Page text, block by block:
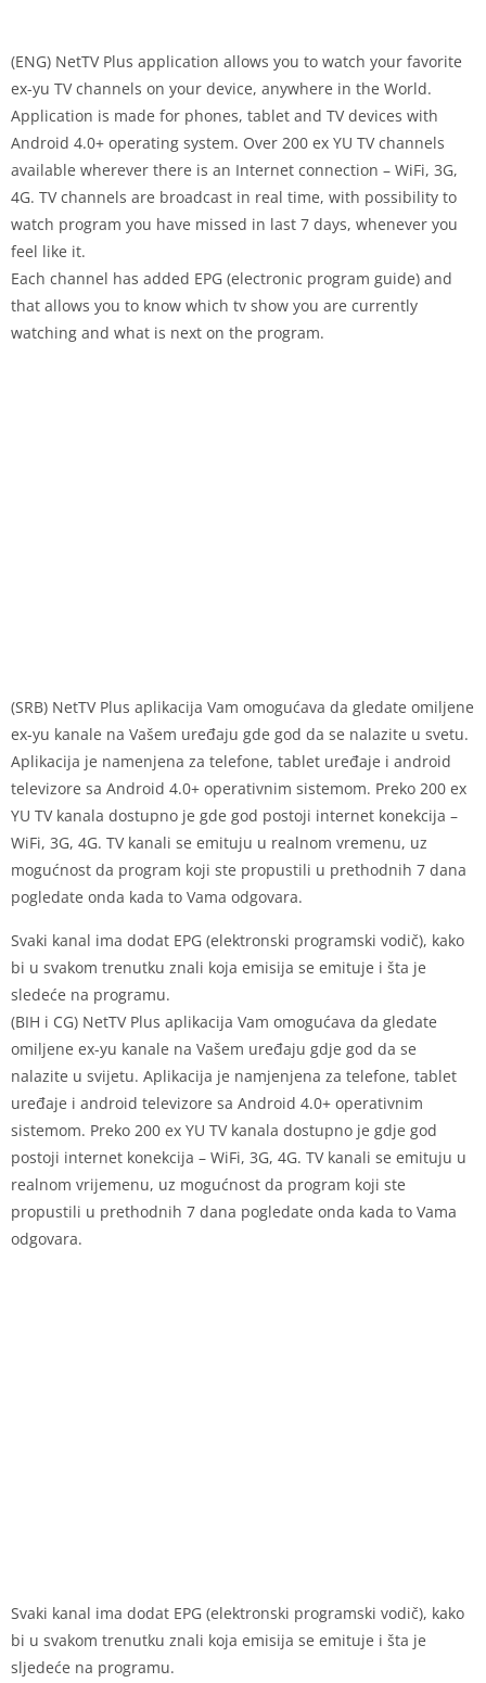
(ENG) NetTV Plus application allows you to watch your favorite
ex-yu TV channels on your device, anywhere in the World.
Application is made for phones, tablet and TV devices with
Android 4.0+ operating system. Over 200 ex YU TV channels
available wherever there is an Internet connection – WiFi, 3G,
4G. TV channels are broadcast in real time, with possibility to
watch program you have missed in last 7 days, whenever you
feel like it.
Each channel has added EPG (electronic program guide) and
that allows you to know which tv show you are currently
watching and what is next on the program.
(SRB) NetTV Plus aplikacija Vam omogućava da gledate omiljene
ex-yu kanale na Vašem uređaju gde god da se nalazite u svetu.
Aplikacija je namenjena za telefone, tablet uređaje i android
televizore sa Android 4.0+ operativnim sistemom. Preko 200 ex
YU TV kanala dostupno je gde god postoji internet konekcija –
WiFi, 3G, 4G. TV kanali se emituju u realnom vremenu, uz
mogućnost da program koji ste propustili u prethodnih 7 dana
pogledate onda kada to Vama odgovara.
Svaki kanal ima dodat EPG (elektronski programski vodič), kako
bi u svakom trenutku znali koja emisija se emituje i šta je
sledeće na programu.
(BIH i CG) NetTV Plus aplikacija Vam omogućava da gledate
omiljene ex-yu kanale na Vašem uređaju gdje god da se
nalazite u svijetu. Aplikacija je namjenjena za telefone, tablet
uređaje i android televizore sa Android 4.0+ operativnim
sistemom. Preko 200 ex YU TV kanala dostupno je gdje god
postoji internet konekcija – WiFi, 3G, 4G. TV kanali se emituju u
realnom vrijemenu, uz mogućnost da program koji ste
propustili u prethodnih 7 dana pogledate onda kada to Vama
odgovara.
Svaki kanal ima dodat EPG (elektronski programski vodič), kako
bi u svakom trenutku znali koja emisija se emituje i šta je
sljedeće na programu.